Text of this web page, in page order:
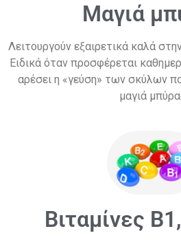
Μαγιά
Λειτουργούν εξαιρετικά καλά
Ειδικά όταν προσφέρεται
αρέσει η «γεύση» των σκύλων
μαγιά
Βιταμίνες